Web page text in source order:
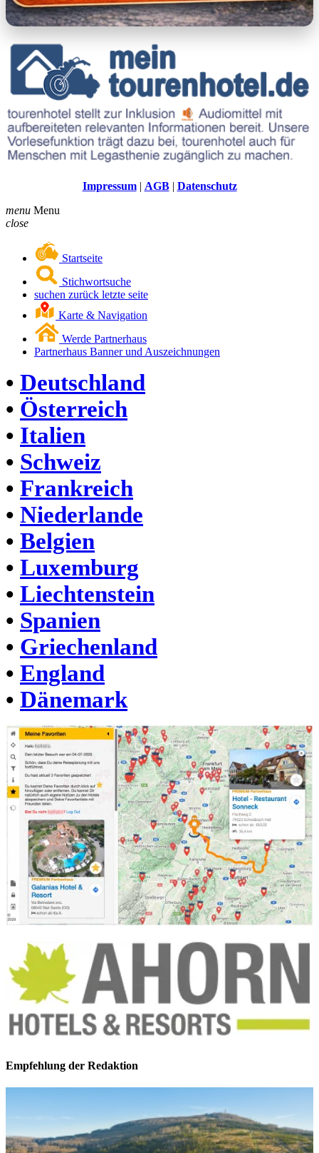
Impressum| AGB| Datenschutz
menu Menu
close
Startseite
Stichwortsuche
suchen zurück letzte seite
Karte & Navigation
Werde Partnerhaus
Partnerhaus Banner und Auszeichnungen
• Deutschland
• Österreich
• Italien
• Schweiz
• Frankreich
• Niederlande
• Belgien
• Luxemburg
• Liechtenstein
• Spanien
• Griechenland
• England
• Dänemark
Empfehlung der Redaktion